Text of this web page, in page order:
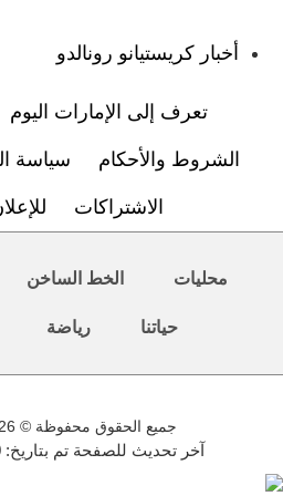
أخبار كريستيانو رونالدو
تعرف إلى الإمارات اليوم
الشروط والأحكام سياسة
الاشتراكات
محليات الخط الساخن
حياتنا رياضة
جميع الحقوق محفوظة © 2026 مؤسسة دبي
آخر تحديث للصفحة تم بتاريخ: 20 يناير 2022 11:04